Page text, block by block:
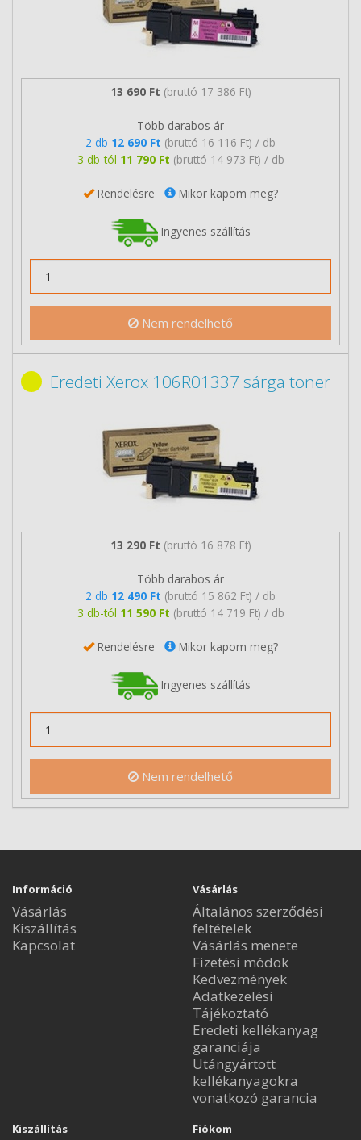
13 690 Ft (bruttó 17 386 Ft)
Több darabos ár
2 db 12 690 Ft (bruttó 16 116 Ft) / db
3 db-tól 11 790 Ft (bruttó 14 973 Ft) / db
Rendelésre Mikor kapom meg?
Ingyenes szállítás
Nem rendelhető
Eredeti Xerox 106R01337 sárga toner
13 290 Ft (bruttó 16 878 Ft)
Több darabos ár
2 db 12 490 Ft (bruttó 15 862 Ft) / db
3 db-tól 11 590 Ft (bruttó 14 719 Ft) / db
Rendelésre Mikor kapom meg?
Ingyenes szállítás
Nem rendelhető
Információ
Vásárlás
Kiszállítás
Kapcsolat
Vásárlás
Általános szerződési
feltételek
Vásárlás menete
Fizetési módok
Kedvezmények
Adatkezelési
Tájékoztató
Eredeti kellékanyag
garanciája
Utángyártott
kellékanyagokra
vonatkozó garancia
Kiszállítás Fiókom